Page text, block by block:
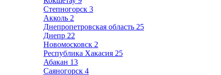
Степногорск 3
Акколь 2
Днепропетровская область 25
Днепр 22
Новомосковск 2
Республика Хакасия 25
Абакан 13
Саяногорск 4